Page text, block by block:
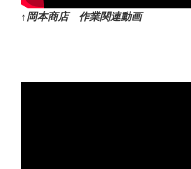
↑岡本商店 作業関連動画